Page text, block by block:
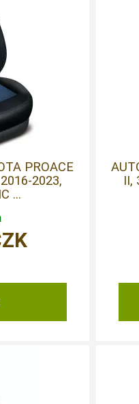
PROACE
2023,
...
II,